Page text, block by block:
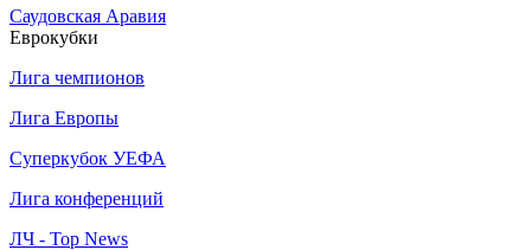
Саудовская Аравия
Еврокубки
Лига чемпионов
Лига Европы
Суперкубок УЕФА
Лига конференций
ЛЧ - Top News